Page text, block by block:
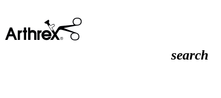
search